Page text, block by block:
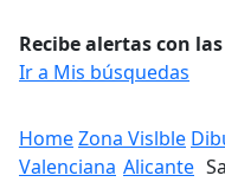
Recibe alertas con
Ir a Mis búsquedas
HomeZona Vislble
Valenciana Alicante